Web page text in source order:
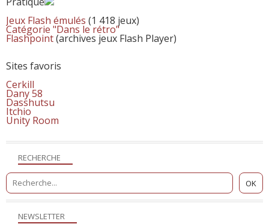
NEWSLETTER
RECHERCHE
Jeux Flash émulés (1 418 jeux)
Catégorie "Dans le rétro"
Flashpoint(archives jeux Flash Player)
Sites favoris
Cerkill
Dany 58
Dasshutsu
Itchio
Unity Room